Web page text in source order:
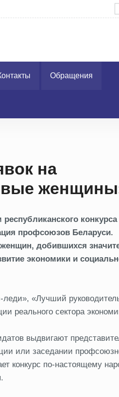
Перед выходными днями около
Обращения
на
конкурса
профсоюзов Беларуси.
добившихся
экономики и
«Лучший
реального сектора
выдвигают
или заседании
конкурс по-настоящему